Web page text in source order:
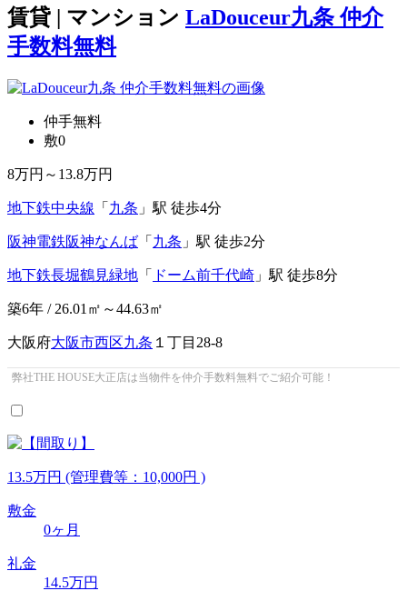
賃貸 | マンション LaDouceur九条 仲介
手数料無料
仲手無料
敷0
8万円～ 13.8万円
地下鉄中央線 「 九条 」駅 徒歩4分
阪神電鉄阪神なんば 「 九条 」駅 徒歩2分
地下鉄長堀鶴見緑地 「 ドーム前千代崎 」駅 徒歩8分
築6年 / 26.01㎡～44.63㎡
大阪府大阪市西区九条 １丁目28-8
弊社THE HOUSE大正店は当物件を仲介手数料無料でご紹介可能！
13.5万円 (管理費等：10,000円 )
敷金
0ヶ月
礼金
14.5万円